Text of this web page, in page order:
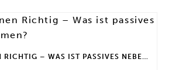
GELD VERDIENEN RICHTIG – WAS IST PASSIVES NEBENEINKOMMEN?